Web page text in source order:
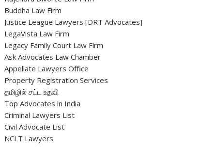
Buddha Law Firm
Justice League Lawyers [DRT Advocates]
LegaVista Law Firm
Legacy Family Court Law Firm
Ask Advocates Law Chamber
Appellate Lawyers Office
Property Registration Services
தமிழில் சட்ட உதவி
Top Advocates in India
Criminal Lawyers List
Civil Advocate List
NCLT Lawyers